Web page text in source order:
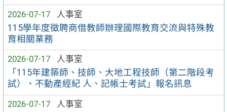
2026-07-17
人事室
115學年度徵聘商借教師辦理國際教育交流與特殊教
育相關業務
2026-07-17
人事室
「115年建築師、技師、大地工程技師（第二階段考
試）、不動產經紀 人、記帳士考試」報名訊息
2026-07-17
人事室